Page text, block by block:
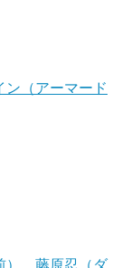
ン（アーマード
）、藤原忍（ダ